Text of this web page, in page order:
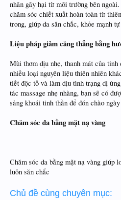
nhân gây hại từ môi trường bên
chăm sóc chiết xuất hoàn toàn từ
trong, giúp da săn chắc, khỏe mạnh
Liệu pháp giảm căng thẳng bằng
Mùi thơm dịu nhẹ, thanh mát của
nhiều loại nguyên liệu thiên nhiên
tiết độc tố và làm dịu tình trạng dị
tác massage nhẹ nhàng, bạn sẽ có
sảng khoái tinh thần để đón chào
Chăm sóc da bằng mặt nạ vàng
Chăm sóc da bằng mặt nạ vàng giúp
luôn săn chắc
Chủ đề cùng chuyên mục: